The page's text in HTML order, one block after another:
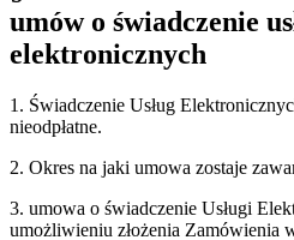
umów o świadczenie
elektronicznych
1. Świadczenie Usług
nieodpłatne.
2. Okres na jaki umowa zostaje
3. umowa o świadczenie Usługi
umożliwieniu złożenia Zamówienia